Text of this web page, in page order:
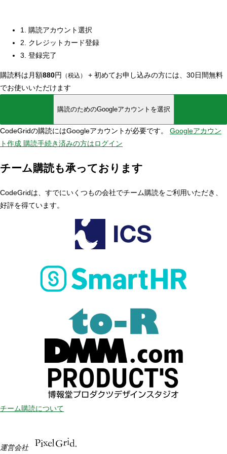
1. 購読アカウント選択
2. クレジットカード登録
3. 登録完了
購読料は月額880円 （税込） + 初めてお申し込みの方には、30日間無料
でお使いいただけます
購読のためのGoogleアカウントを選択
CodeGridの購読にはGoogleアカウントが必要です。 Googleアカウン
ト作成 購読手続き済みの方はログイン
チーム購読も承っております
CodeGridは、すでにいくつもの会社でチーム購読をご利用いただき、
好評を得ています。
チーム購読について
運営会社